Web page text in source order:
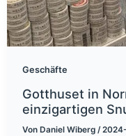
Geschäfte
Gotthuset in
einzigartigen
Von Daniel Wiberg /